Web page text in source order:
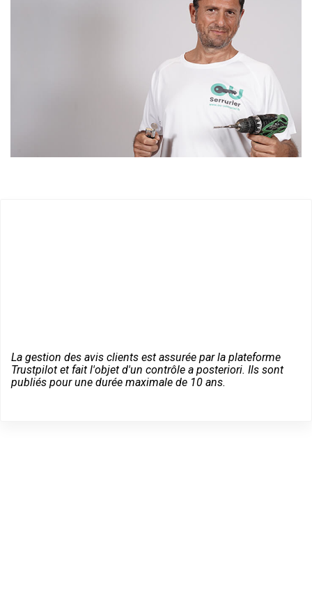
La gestion des avis clients est assurée par la plateforme
Trustpilot et fait l'objet d'un contrôle a posteriori. Ils sont
publiés pour une durée maximale de 10 ans.